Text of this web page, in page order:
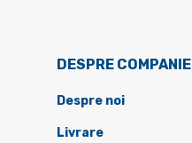
DESPRE COMPANIE
Despre noi
Livrare